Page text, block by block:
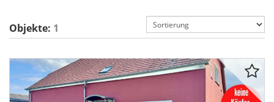
Objekte: 1